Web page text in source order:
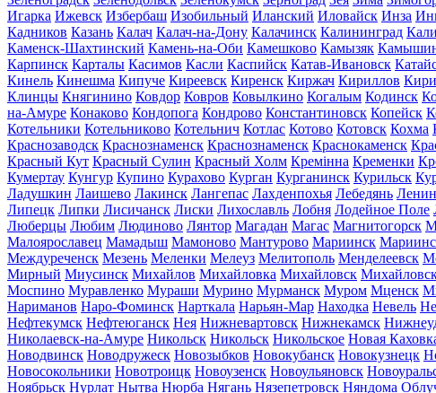
Игарка Ижевск Избербаш Изобильный Иланский Иловайск Инза
Кадников Казань Калач Калач-на-Дону Калачинск Калининград
Каменск-Шахтинский Камень-на-Оби Камешково Камызяк
Карпинск Карталы Касимов Касли Каспийск Катав-Ивановск
Кинель Кинешма Кипуче Киреевск Киренск Киржач Кириллов
Клинцы Княгинино Ковдор Ковров Ковылкино Когалым Кодинск
на-Амуре Конаково Кондопога Кондрово Константиновск Копейск
Котельники Котельниково Котельнич Котлас Котово Котовск Кохма
Краснозаводск Краснознаменск Краснознаменск Краснокаменск
Красный Кут Красный Сулин Красный Холм Кремінна Кременки
Кумертау Кунгур Купино Курахово Курган Курганинск Курильск
Ладушкин Лаишево Лакинск Лангепас Лахденпохья Лебедянь
Липецк Липки Лисичанск Лиски Лихославль Лобня Лодейное Поле
Люберцы Любим Людиново Лянтор Магадан Магас Магнитогорск
Малоярославец Мамадыш Мамоново Мантурово Мариинск
Междуреченск Мезень Меленки Мелеуз Мелитополь Менделеевск
Мирный Миусинск Михайлов Михайловка Михайловск
Моспино Муравленко Мураши Мурино Мурманск Муром Мценск
Нариманов Наро-Фоминск Нарткала Нарьян-Мар Находка Невель
Нефтекумск Нефтеюганск Нея Нижневартовск Нижнекамск
Николаевск-на-Амуре Никольск Никольск Никольское Новая
Новодвинск Новодружеск Новозыбков Новокубанск Новокузнецк
Новосокольники Новотроицк Новоузенск Новоульяновск
Ноябрьск Нурлат Нытва Нюрба Нягань Нязепетровск Няндома